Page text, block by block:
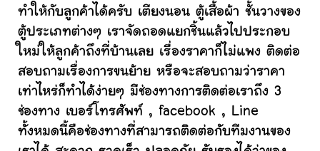
ทำให้กับลูกค้าได้ครับ เตียงนอน ตู้เสื้อผ้า ชั้นวางของ
ตู้ประเภทต่างๆ เราจัดถอดแยกชิ้นแล้วไปประกอบ
ใหม่ให้ลูกค้าถึงที่บ้านเลย เรื่องราคาก็ไม่แพง ติดต่อ
สอบถามเรื่องการขนย้าย หรือจะสอบถามว่าราคา
เท่าไหร่ก็ทำได้ง่ายๆ มีช่องทางการติดต่อเราถึง 3
ช่องทาง เบอร์โทรศัพท์ , facebook , Line
ทั้งหมดนี้คือช่องทางที่สามารถติดต่อกับทีมงานของ